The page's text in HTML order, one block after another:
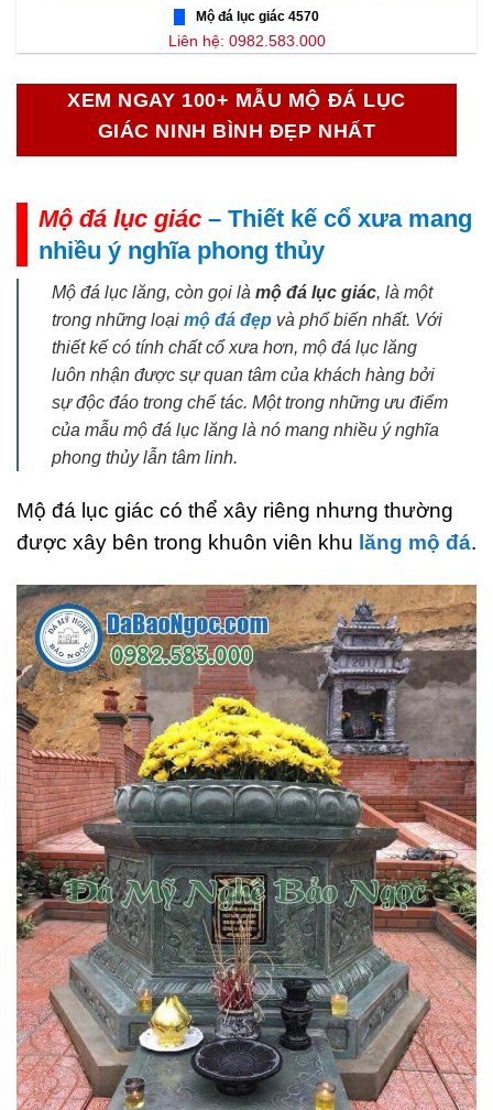
Mộ đá lục giác 4570
Liên hệ: 0982.583.000
XEM NGAY 100+ MẪU MỘ ĐÁ LỤC
GIÁC NINH BÌNH ĐẸP NHẤT
Mộ đá lục giác – Thiết kế cổ xưa mang
nhiều ý nghĩa phong thủy
Mộ đá lục lăng, còn gọi là mộ đá lục giác, là một
trong những loại mộ đá đẹp và phổ biến nhất. Với
thiết kế có tính chất cổ xưa hơn, mộ đá lục lăng
luôn nhận được sự quan tâm của khách hàng bởi
sự độc đáo trong chế tác. Một trong những ưu điểm
của mẫu mộ đá lục lăng là nó mang nhiều ý nghĩa
phong thủy lẫn tâm linh.
Mộ đá lục giác có thể xây riêng nhưng thường
được xây bên trong khuôn viên khu lăng mộ đá.